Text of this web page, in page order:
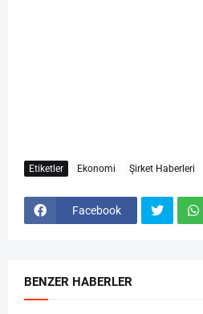
Etiketler Ekonomi Şirket Haberleri
Facebook
BENZER HABERLER